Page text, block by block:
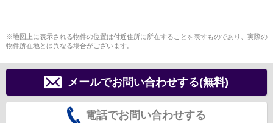
※地図上に表示される物件の位置は付近住所に所在することを表すものであり、実際の
物件所在地とは異なる場合がございます。
メールでお問い合わせする(無料)
電話でお問い合わせする